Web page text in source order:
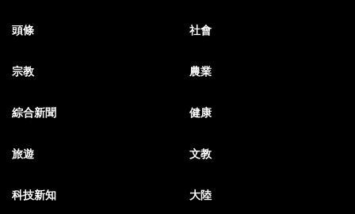
頭條 社會
宗教 農業
綜合新聞 健康
旅遊 文教
科技新知 大陸